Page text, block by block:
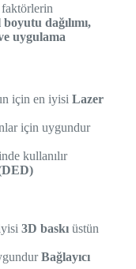
dağılımı,
uygulama
için en iyisi Lazer
için uygundur
kullanılır
3D baskıüstün
Bağlayıcı